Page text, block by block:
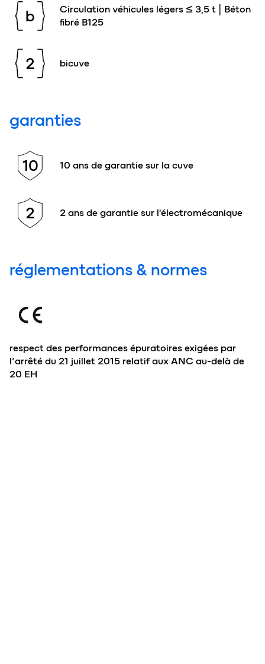
b
Circulation véhicules légers ≤ 3,5 t | Béton
fibré B125
2 bicuve
garanties
10 10 ans de garantie sur la cuve
2 2 ans de garantie sur l'électromécanique
réglementations & normes
respect des performances épuratoires exigées par
l’arrêté du 21 juillet 2015 relatif aux ANC au-delà de
20 EH